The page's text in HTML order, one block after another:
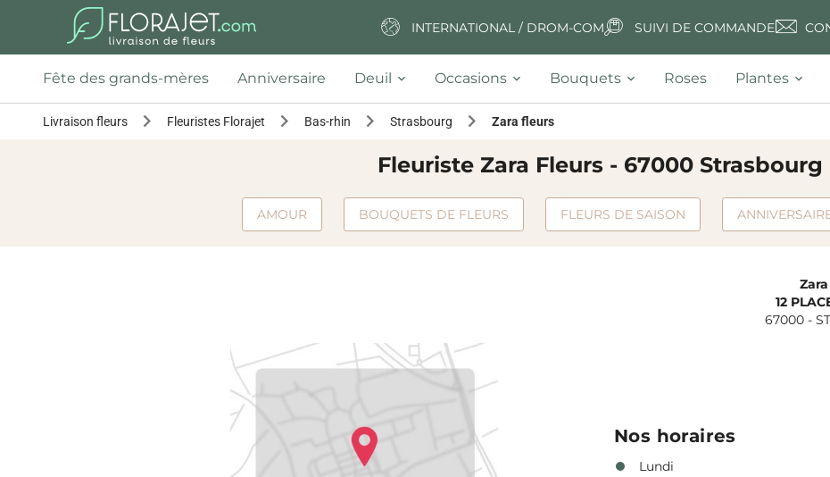
INTERNATIONAL / DROM-COM SUIVI DE COMMANDE
Fête des grands-mères Anniversaire Deuil Occasions Bouquets Roses Plantes
Livraison fleurs Fleuristes Florajet Bas-rhin Strasbourg Zara fleurs
Fleuriste Zara Fleurs - 67000 Strasbourg
AMOUR BOUQUETS DE FLEURS FLEURS DE SAISON
12
67000 -
Nos horaires
Lundi